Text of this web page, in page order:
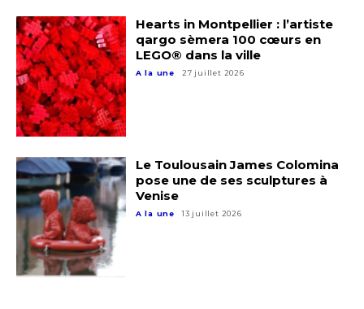
Adresse email*
Nom
Prénom
Statut / Organisation
Adresse email*
Nom
Hearts in Montpellier : l’artiste
qargo sèmera 100 cœurs en
LEGO® dans la ville
A la une 27 juillet 2026
Le Toulousain James Colomina
pose une de ses sculptures à
Venise
A la une 13 juillet 2026